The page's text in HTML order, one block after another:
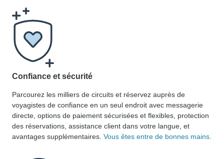
Confiance et sécurité
Parcourez les milliers de circuits et réservez auprès de
voyagistes de confiance en un seul endroit avec messagerie
directe, options de paiement sécurisées et flexibles, protection
des réservations, assistance client dans votre langue, et
avantages supplémentaires. Vous êtes entre de bonnes mains.